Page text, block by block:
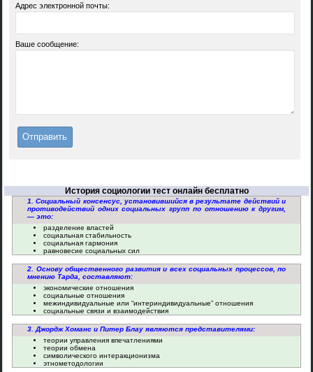
Адрес электронной почты:
Ваше сообщение:
История социологии тест онлайн бесплатно
1. Социальный консенсус, установившийся в результате действий и
противодействий одних социальных групп по отношению к другим,
— это:
разделение властей
социальная стабильность
социальная гармония
равновесие социальных сил
2. Основу общественного развития и всех социальных процессов, по
мнению Тарда, составляют:
экономические отношения
социальные отношения
межиндивидуальные или “интериндивидуальные” отношения
социальные связи и взаимодействия
3. Джордж Хоманс и Питер Блау являются представителями:
теории управления впечатлениями
теории обмена
символического интеракционизма
этнометодологии